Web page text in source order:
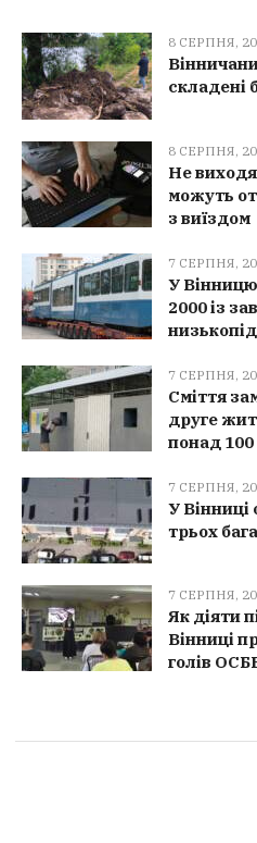
8 СЕРПНЯ,
складені
8 СЕРПНЯ,
Не
можуть
з виїздом
7 СЕРПНЯ,
У
2000 із
7 СЕРПНЯ,
Сміття
друге
понад
7 СЕРПНЯ,
У Вінниці
трьох
7 СЕРПНЯ,
Як діяти
Вінниці
голів